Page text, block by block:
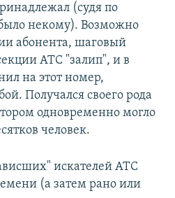
(судя по
некому). Возможно
абонента, шаговый
АТС "залип", и в
на этот номер,
Получался своего рода
одновременно могло
человек.
искателей АТС
(а затем рано или